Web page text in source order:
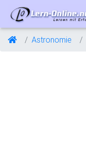
Astronomie